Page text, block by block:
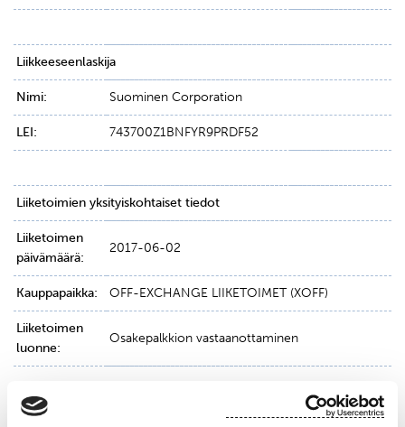
Liikkeeseenlaskija
Nimi: Suominen Corporation
LEI: 743700Z1BNFYR9PRDF52
Liiketoimien yksityiskohtaiset tiedot
Liiketoimen
päivämäärä:
2017-06-02
Kauppapaikka: OFF-EXCHANGE LIIKETOIMET (XOFF)
Liiketoimen
luonne:
Osakepalkkion vastaanottaminen
Instrumentti: